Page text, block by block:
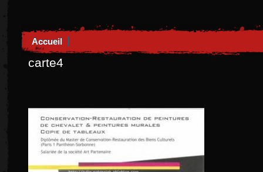
Accueil
carte4